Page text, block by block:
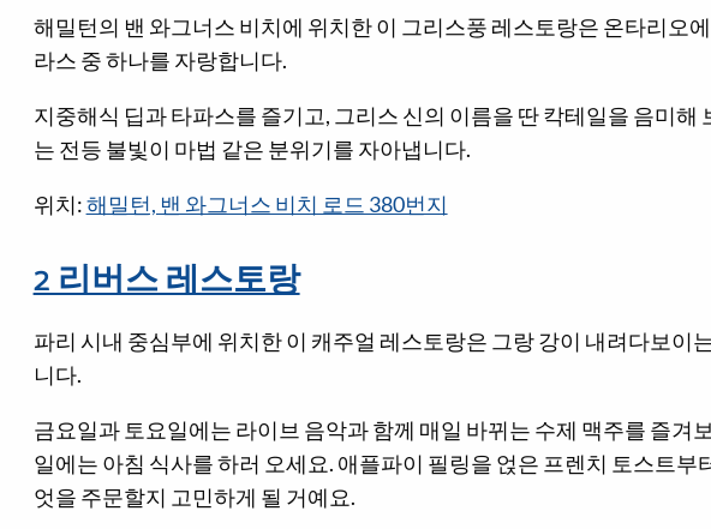
해밀턴의 밴 와그너스 비치에 위치한 이 그리스풍 레스토랑은 온타리오
라스 중 하나를 자랑합니다.
지중해식 딥과 타파스를 즐기고, 그리스 신의 이름을 딴 칵테일을 음미해
는 전등 불빛이 마법 같은 분위기를 자아냅니다.
위치:해밀턴, 밴 와그너스 비치 로드 380번지
2 리버스 레스토랑
파리 시내 중심부에 위치한 이 캐주얼 레스토랑은 그랑 강이 내려다보이
니다.
금요일과 토요일에는 라이브 음악과 함께 매일 바뀌는 수제 맥주를 즐겨
일에는 아침 식사를 하러 오세요. 애플파이 필링을 얹은 프렌치 토스트부
엇을 주문할지 고민하게 될 거예요.